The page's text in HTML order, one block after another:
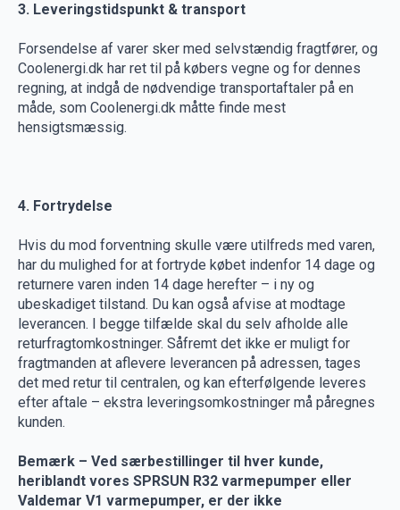
3. Leveringstidspunkt & transport
Forsendelse af varer sker med selvstændig fragtfører, og
Coolenergi.dk har ret til på købers vegne og for dennes
regning, at indgå de nødvendige transportaftaler på en
måde, som Coolenergi.dk måtte finde mest
hensigtsmæssig.
4. Fortrydelse
Hvis du mod forventning skulle være utilfreds med varen,
har du mulighed for at fortryde købet indenfor 14 dage og
returnere varen inden 14 dage herefter – i ny og
ubeskadiget tilstand. Du kan også afvise at modtage
leverancen. I begge tilfælde skal du selv afholde alle
returfragtomkostninger. Såfremt det ikke er muligt for
fragtmanden at aflevere leverancen på adressen, tages
det med retur til centralen, og kan efterfølgende leveres
efter aftale – ekstra leveringsomkostninger må påregnes
kunden.
Bemærk – Ved særbestillinger til hver kunde,
heriblandt vores SPRSUN R32 varmepumper eller
Valdemar V1 varmepumper, er der ikke